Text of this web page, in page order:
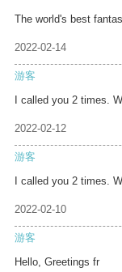
The world's best fantas
2022-02-14
游客
I called you 2 times. W
2022-02-12
游客
I called you 2 times. W
2022-02-10
游客
Hello, Greetings fr